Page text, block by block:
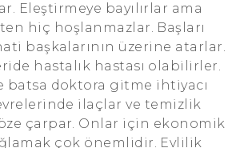
Eleştirmeye bayılırlar ama
hiç hoşlanmazlar. Başları
başkalarının üzerine atarlar.
hastalık hastası olabilirler.
batsa doktora gitme ihtiyacı
ilaçlar ve temizlik
çarpar. Onlar için ekonomik
çok önemlidir. Evlilik